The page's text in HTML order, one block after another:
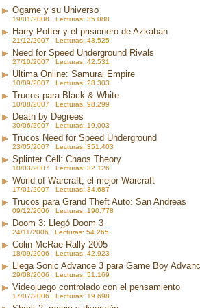
Ogame y su Universo
19/01/2008 Lecturas: 35.088
Harry Potter y el prisionero de Azkaban
21/12/2007 Lecturas: 43.525
Need for Speed Underground Rivals
27/10/2007 Lecturas: 42.531
Ultima Online: Samurai Empire
10/09/2007 Lecturas: 28.303
Trucos para Black & White
10/08/2007 Lecturas: 98.299
Death by Degrees
30/06/2007 Lecturas: 19.003
Trucos Need for Speed Underground
23/05/2007 Lecturas: 351.403
Splinter Cell: Chaos Theory
10/03/2007 Lecturas: 32.126
World of Warcraft, el mejor Warcraft
17/01/2007 Lecturas: 34.687
Trucos para Grand Theft Auto: San Andreas
09/12/2006 Lecturas: 190.778
Doom 3: Llegó Doom 3
24/11/2006 Lecturas: 54.265
Colin McRae Rally 2005
18/09/2006 Lecturas: 42.923
Llega Sonic Advance 3 para Game Boy
29/08/2006 Lecturas: 51.169
Videojuego controlado con el pensamiento
17/07/2006 Lecturas: 19.698